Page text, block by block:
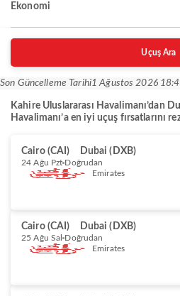
Ekonomi
Uçuş Ara
Son Güncelleme Tarihi1 Ağustos 2026
Kahire Uluslararası Havalimanı’dan
Havalimanı’a en iyi uçuş fırsatlarını
Cairo (CAI) Dubai (DXB)
24 Ağu Pzt Doğrudan
Emirates
Cairo (CAI) Dubai (DXB)
25 Ağu Sal Doğrudan
Emirates